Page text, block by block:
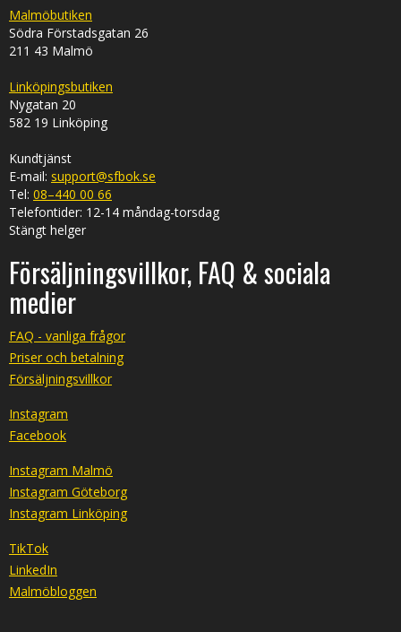
Malmöbutiken
Södra Förstadsgatan 26
211 43 Malmö
Linköpingsbutiken
Nygatan 20
582 19 Linköping
Kundtjänst
E-mail: support@sfbok.se
Tel: 08–440 00 66
Telefontider: 12-14 måndag-torsdag
Stängt helger
Försäljningsvillkor, FAQ & sociala
medier
FAQ - vanliga frågor
Priser och betalning
Försäljningsvillkor
Instagram
Facebook
Instagram Malmö
Instagram Göteborg
Instagram Linköping
TikTok
LinkedIn
Malmöbloggen